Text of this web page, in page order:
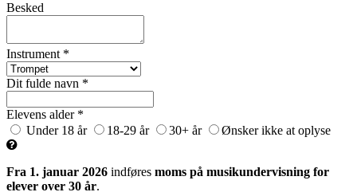
Besked
Instrument *
Dit fulde navn *
Elevens alder *
Under 18 år
18-29 år 30+ år Ønsker ikke at oplyse
Fra 1. januar 2026 indføres moms på musikundervisning for
elever over 30 år.